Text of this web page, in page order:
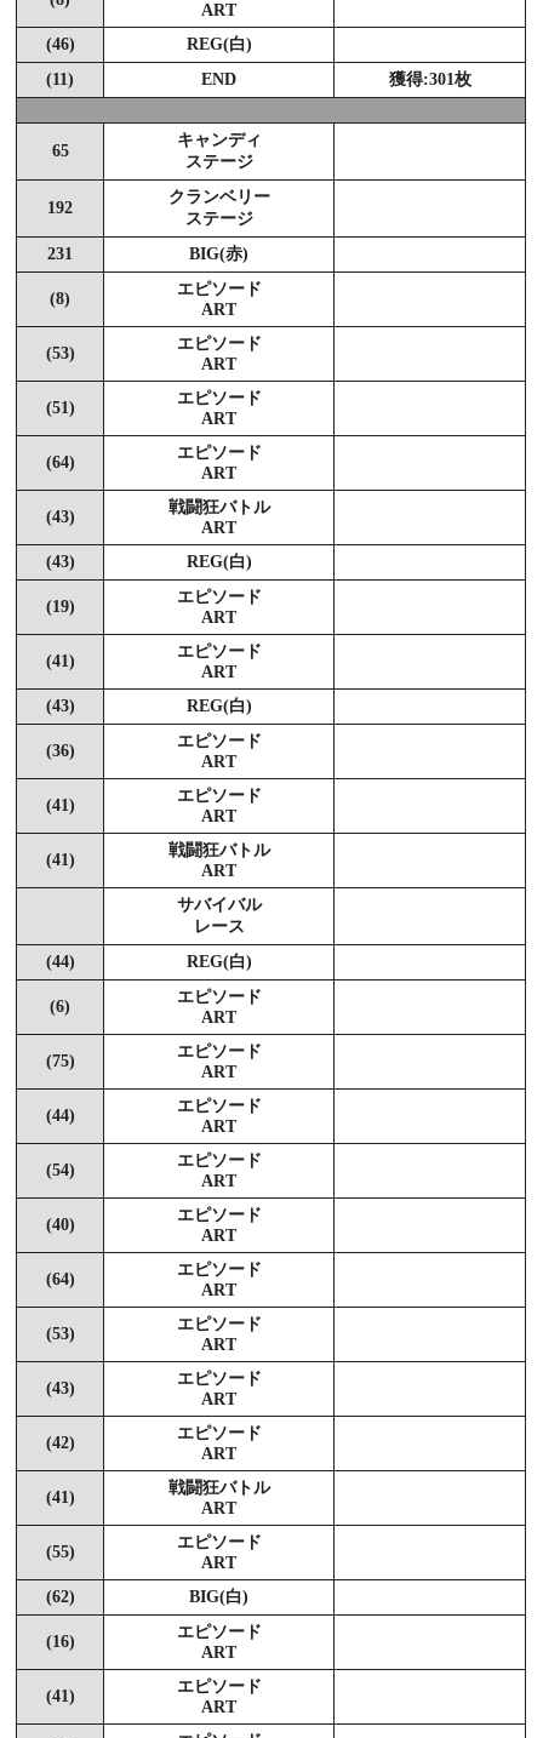
ART
(46)
REG(白)
(11)
END 獲得:301枚
65
キャンディ
ステージ
192
クランベリー
ステージ
231
BIG(赤)
(8)
エピソード
ART
(53)
エピソード
ART
(51)
エピソード
ART
(64)
エピソード
ART
(43)
戦闘狂バトル
ART
(43)
REG(白)
(19)
エピソード
ART
(41)
エピソード
ART
(43)
REG(白)
(36)
エピソード
ART
(41)
エピソード
ART
(41)
戦闘狂バトル
ART
サバイバル
レース
(44)
REG(白)
(6)
エピソード
ART
(75)
エピソード
ART
(44)
エピソード
ART
(54)
エピソード
ART
(40)
エピソード
ART
(64)
エピソード
ART
(53)
エピソード
ART
(43)
エピソード
ART
(42)
エピソード
ART
(41)
戦闘狂バトル
ART
(55)
エピソード
ART
(62)
BIG(白)
(16)
エピソード
ART
(41)
エピソード
ART